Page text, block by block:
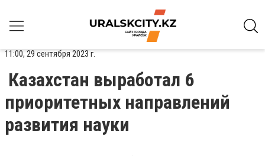
11:00, 29 сентября 2023 г.
Казахстан выработал 6
приоритетных направлений
развития науки